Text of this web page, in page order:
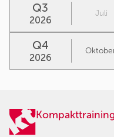
Q3
2026
Juli
Q4
2026